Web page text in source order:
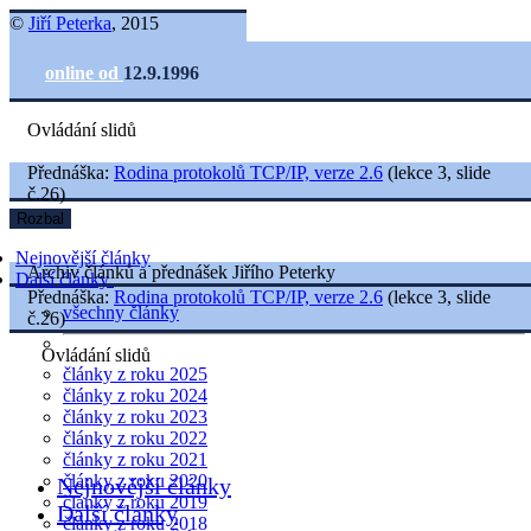
© Jiří Peterka, 2015
online od 12.9.1996
Ovládání slidů
Nejnovější články
Další články
všechny články
články z roku 2025
články z roku 2024
články z roku 2023
články z roku 2022
články z roku 2021
články z roku 2020
články z roku 2019
články z roku 2018
Přednáška: Rodina protokolů TCP/IP, verze 2.6 (lekce 3, slide
č.26)
Rozbal
Archiv článků a přednášek Jiřího Peterky
Přednáška: Rodina protokolů TCP/IP, verze 2.6 (lekce 3, slide
č.26)
Ovládání slidů
Nejnovější články
Další články